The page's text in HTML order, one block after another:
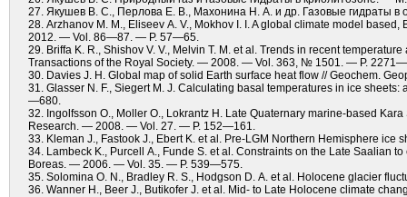
27. Якушев В. С., Перлова Е. В., Махонина Н. А. и др. Газовые гидраты
28. Arzhanov M. M., Eliseev A. V., Mokhov I. I. A global climate model
2012. — Vol. 86—87. — P. 57—65.
29. Briffa K. R., Shishov V. V., Melvin T. M. et al. Trends in recent
Transactions of the Royal Society. — 2008. — Vol. 363, № 1501. — P.
30. Davies J. H. Global map of solid Earth surface heat flow // Geochem.
31. Glasser N. F., Siegert M. J. Calculating basal temperatures in ice
—680.
32. Ingolfsson O., Moller O., Lokrantz H. Late Quaternary marine-based
Research. — 2008. — Vol. 27. — P. 152—161.
33. Kleman J., Fastook J., Ebert K. et al. Pre-LGM Northern Hemisphere
34. Lambeck K., Purcell A., Funde S. et al. Constraints on the Late Saalian
Boreas. — 2006. — Vol. 35. — Р. 539—575.
35. Solomina O. N., Bradley R. S., Hodgson D. A. et al. Holocene glacier
36. Wanner H., Beer J., Butikofer J. et al. Mid- to Late Holocene climate